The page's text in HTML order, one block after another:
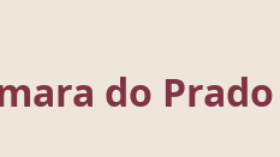
do Prado